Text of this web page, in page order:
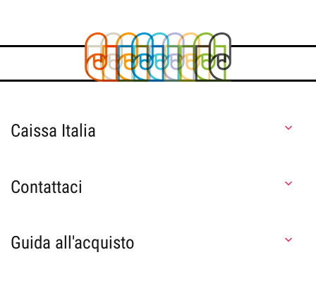
Caissa Italia 
Contattaci 
Guida all'acquisto 